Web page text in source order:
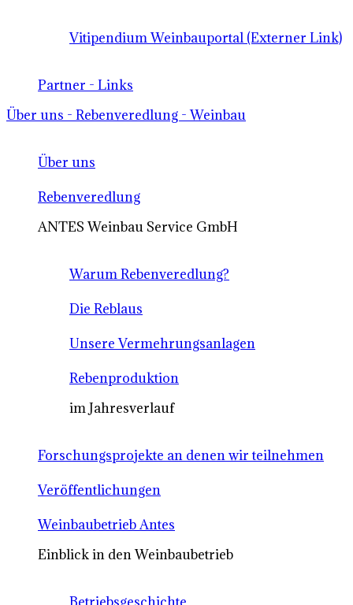
Vitipendium Weinbauportal (Externer Link)
Partner - Links
Über uns - Rebenveredlung - Weinbau
Über uns
Rebenveredlung
ANTES Weinbau Service GmbH
Warum Rebenveredlung?
Die Reblaus
Unsere Vermehrungsanlagen
Rebenproduktion
im Jahresverlauf
Forschungsprojekte an denen wir teilnehmen
Veröffentlichungen
Weinbaubetrieb Antes
Einblick in den Weinbaubetrieb